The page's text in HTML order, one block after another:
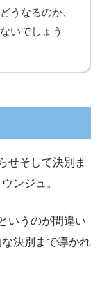
うなるのか、
いでしょう
せそして決別ま
ンジュ。
いうのが間違い
決別まで導かれ